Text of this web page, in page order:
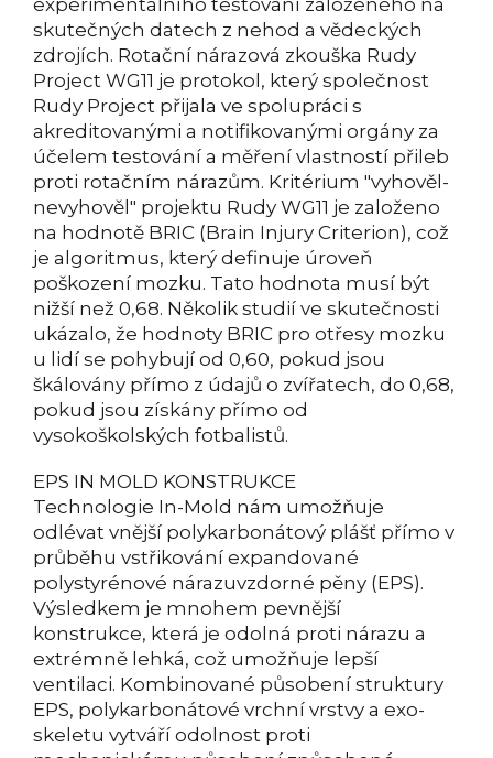
experimentálního testování založeného na
skutečných datech z nehod a vědeckých
zdrojích. Rotační nárazová zkouška Rudy
Project WG11 je protokol, který společnost
Rudy Project přijala ve spolupráci s
akreditovanými a notifikovanými orgány za
účelem testování a měření vlastností přileb
proti rotačním nárazům. Kritérium "vyhověl-
nevyhověl" projektu Rudy WG11 je založeno
na hodnotě BRIC (Brain Injury Criterion), což
je algoritmus, který definuje úroveň
poškození mozku. Tato hodnota musí být
nižší než 0,68. Několik studií ve skutečnosti
ukázalo, že hodnoty BRIC pro otřesy mozku
u lidí se pohybují od 0,60, pokud jsou
škálovány přímo z údajů o zvířatech, do 0,68,
pokud jsou získány přímo od
vysokoškolských fotbalistů.
EPS IN MOLD KONSTRUKCE
Technologie In-Mold nám umožňuje
odlévat vnější polykarbonátový plášť přímo v
průběhu vstřikování expandované
polystyrénové nárazuvzdorné pěny (EPS).
Výsledkem je mnohem pevnější
konstrukce, která je odolná proti nárazu a
extrémně lehká, což umožňuje lepší
ventilaci. Kombinované působení struktury
EPS, polykarbonátové vrchní vrstvy a exo-
skeletu vytváří odolnost proti